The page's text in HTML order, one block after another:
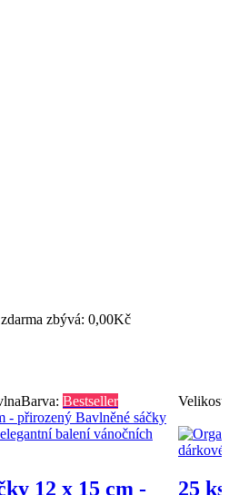
zbývá: 0,00Kč
Barva: Bestseller
12 x 15 cm -
25